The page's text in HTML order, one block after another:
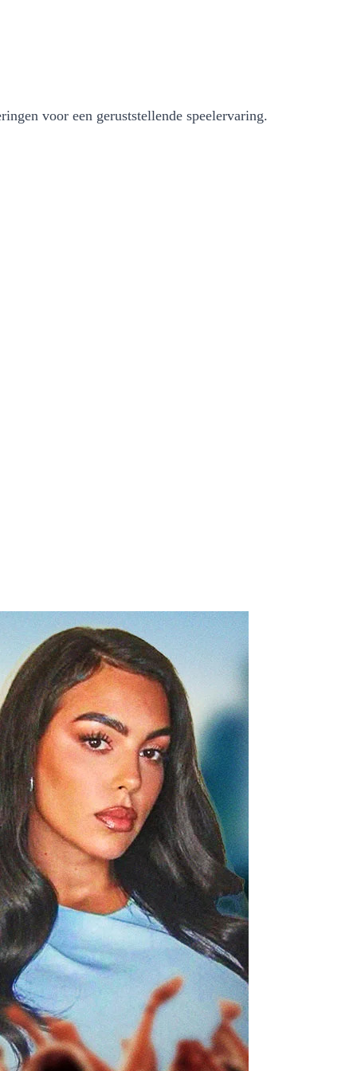
voor een geruststellende speelervaring.